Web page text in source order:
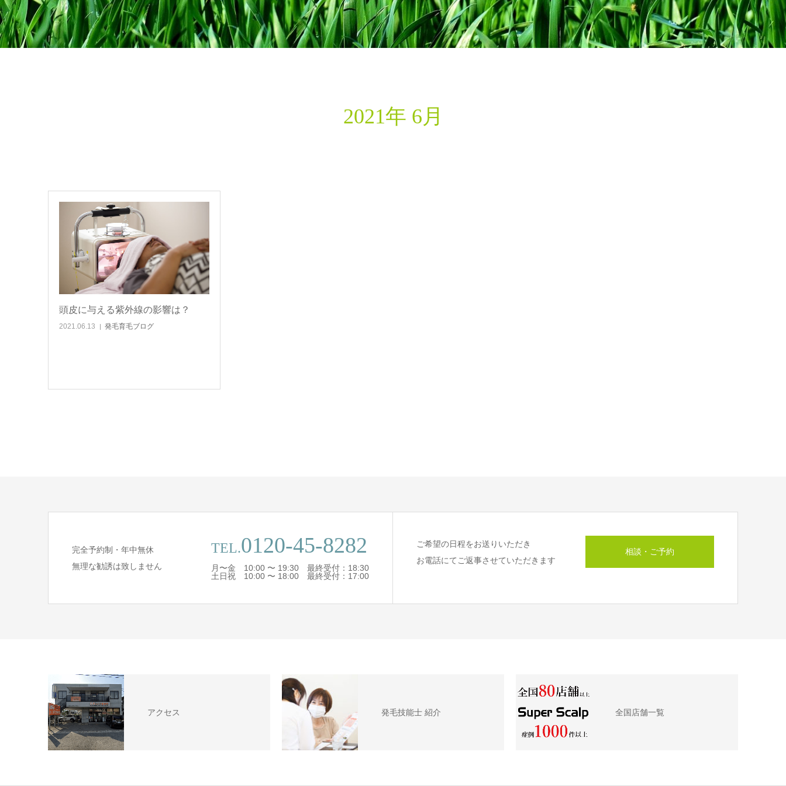
2021年 6月
頭皮に与える紫外線の影響は？
2021.06.13 発毛育毛ブログ
完全予約制・年中無休
無理な勧誘は致しません
TEL.0120-45-8282
月〜金 10:00 〜 19:30 最終受付：18:30
土日祝 10:00 〜 18:00 最終受付：17:00
ご希望の日程をお送りいただき
お電話にてご返事させていただきます
相談・ご予約
アクセス 発毛技能士 紹介 全国店舗一覧